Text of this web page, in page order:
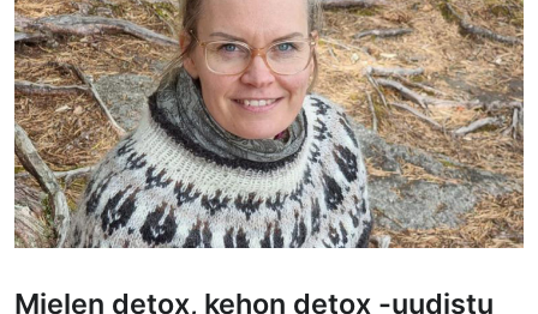
Mielen detox, kehon detox -uudistu